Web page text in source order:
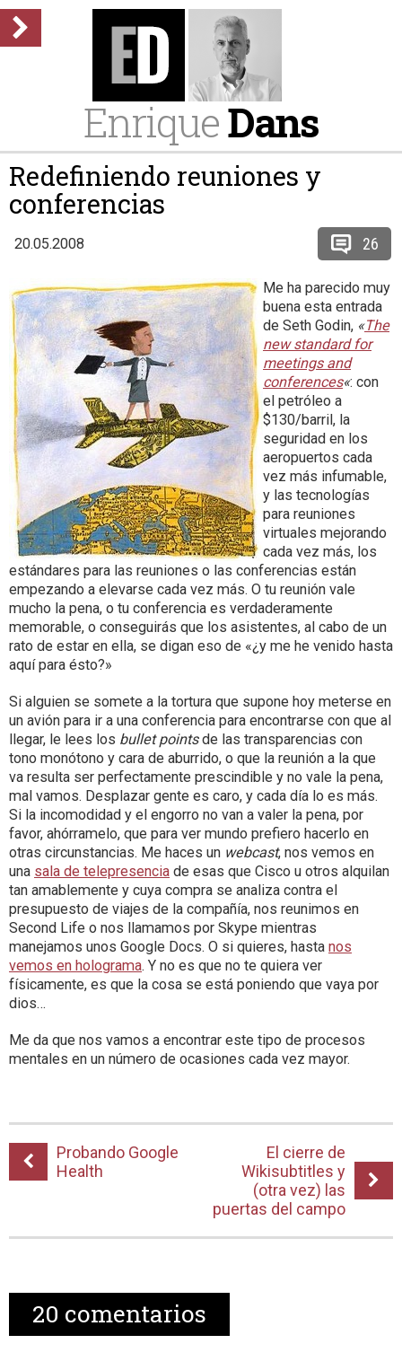
EnriqueDans
Redefiniendo reuniones y
conferencias
20.05.2008 26
Me ha parecido muy
buena esta entrada
de Seth Godin, «The
new standard for
meetings and
conferences«: con
el petróleo a
$130/barril, la
seguridad en los
aeropuertos cada
vez más infumable,
y las tecnologías
para reuniones
virtuales mejorando
cada vez más, los
estándares para las reuniones o las conferencias están
empezando a elevarse cada vez más. O tu reunión vale
mucho la pena, o tu conferencia es verdaderamente
memorable, o conseguirás que los asistentes, al cabo de un
rato de estar en ella, se digan eso de «¿y me he venido hasta
aquí para ésto?»
Si alguien se somete a la tortura que supone hoy meterse en
un avión para ir a una conferencia para encontrarse con que al
llegar, le lees los bullet pointsde las transparencias con
tono monótono y cara de aburrido, o que la reunión a la que
va resulta ser perfectamente prescindible y no vale la pena,
mal vamos. Desplazar gente es caro, y cada día lo es más.
Si la incomodidad y el engorro no van a valer la pena, por
favor, ahórramelo, que para ver mundo prefiero hacerlo en
otras circunstancias. Me haces un webcast, nos vemos en
una sala de telepresencia de esas que Cisco u otros alquilan
tan amablemente y cuya compra se analiza contra el
presupuesto de viajes de la compañía, nos reunimos en
Second Life o nos llamamos por Skype mientras
manejamos unos Google Docs. O si quieres, hasta nos
vemos en holograma. Y no es que no te quiera ver
físicamente, es que la cosa se está poniendo que vaya por
dios…
Me da que nos vamos a encontrar este tipo de procesos
mentales en un número de ocasiones cada vez mayor.
Probando Google
Health
El cierre de
Wikisubtitles y
(otra vez) las
puertas del campo
20 comentarios